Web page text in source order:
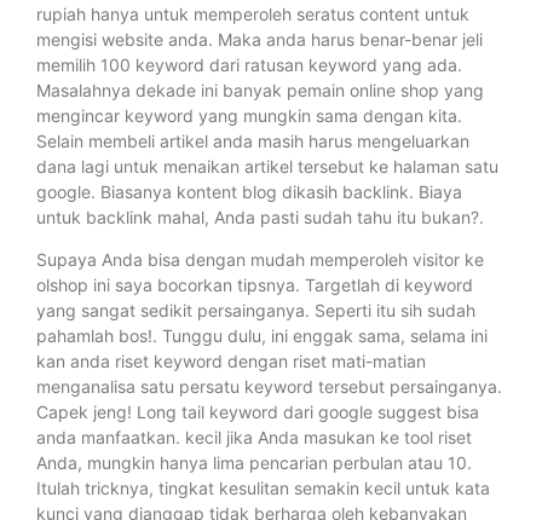
rupiah hanya untuk memperoleh seratus content untuk
mengisi website anda. Maka anda harus benar-benar jeli
memilih 100 keyword dari ratusan keyword yang ada.
Masalahnya dekade ini banyak pemain online shop yang
mengincar keyword yang mungkin sama dengan kita.
Selain membeli artikel anda masih harus mengeluarkan
dana lagi untuk menaikan artikel tersebut ke halaman satu
google. Biasanya kontent blog dikasih backlink. Biaya
untuk backlink mahal, Anda pasti sudah tahu itu bukan?.
Supaya Anda bisa dengan mudah memperoleh visitor ke
olshop ini saya bocorkan tipsnya. Targetlah di keyword
yang sangat sedikit persainganya. Seperti itu sih sudah
pahamlah bos!. Tunggu dulu, ini enggak sama, selama ini
kan anda riset keyword dengan riset mati-matian
menganalisa satu persatu keyword tersebut persainganya.
Capek jeng! Long tail keyword dari google suggest bisa
anda manfaatkan. kecil jika Anda masukan ke tool riset
Anda, mungkin hanya lima pencarian perbulan atau 10.
Itulah tricknya, tingkat kesulitan semakin kecil untuk kata
kunci yang dianggap tidak berharga oleh kebanyakan